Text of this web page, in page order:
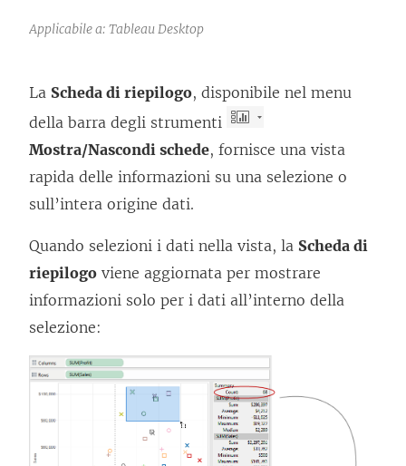
Applicabile a: Tableau Desktop
La Scheda di riepilogo, disponibile nel menu
della barra degli strumenti
Mostra/Nascondi schede, fornisce una vista
rapida delle informazioni su una selezione o
sull’intera origine dati.
Quando selezioni i dati nella vista, la Scheda di
riepilogo viene aggiornata per mostrare
informazioni solo per i dati all’interno della
selezione: